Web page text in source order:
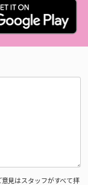
見はスタッフがすべて拝